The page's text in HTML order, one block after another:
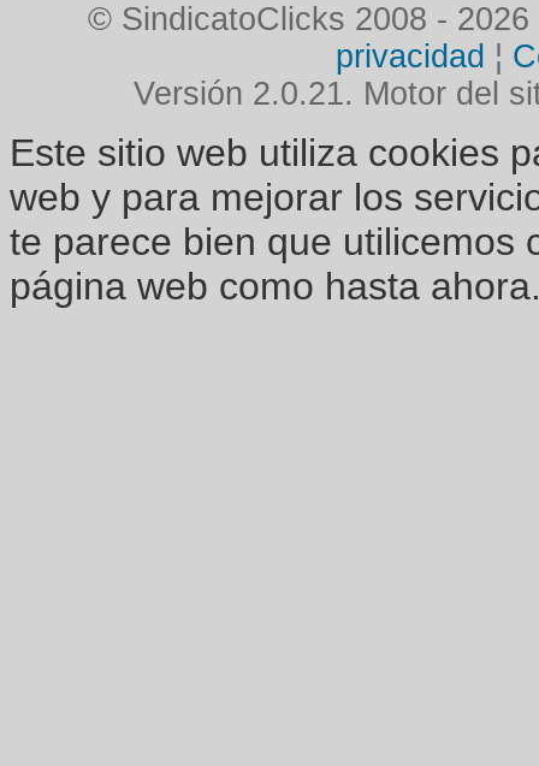
© SindicatoClicks 2008 - 2026
privacidad ¦
Versión 2.0.21. Motor del
Este sitio web utiliza cookies
web y para mejorar los
te parece bien que utilicemos
página web como hasta